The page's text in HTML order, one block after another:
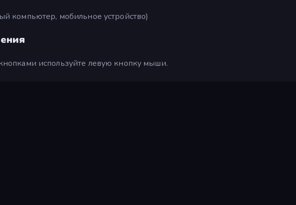
компьютер, мобильное устройство)
используйте левую кнопку мыши.